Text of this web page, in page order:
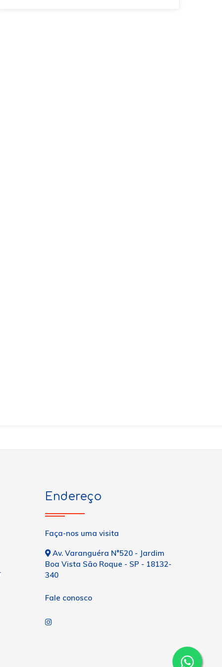
Endereço
Faça-nos uma visita
Av. Varanguéra N°520 - Jardim
Boa Vista São Roque - SP - 18132-
340
Fale conosco